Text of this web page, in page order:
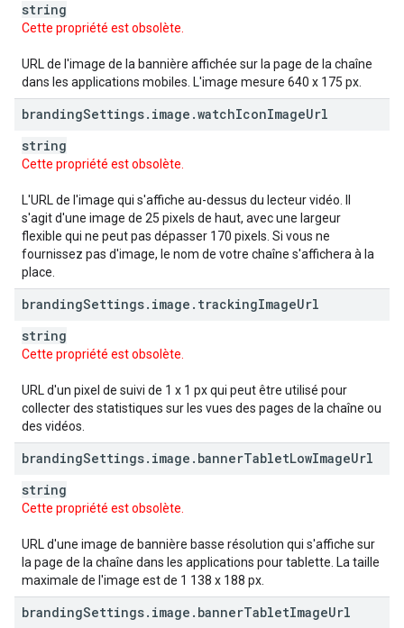
string
Cette propriété est obsolète.
URL de l'image de la bannière affichée sur la page de la chaîne
dans les applications mobiles. L'image mesure 640 x 175 px.
brandingSettings. image .watchIconImageUrl
string
Cette propriété est obsolète.
L'URL de l'image qui s'affiche au-dessus du lecteur vidéo. Il
s'agit d'une image de 25 pixels de haut, avec une largeur
flexible qui ne peut pas dépasser 170 pixels. Si vous ne
fournissez pas d'image, le nom de votre chaîne s'affichera à la
place.
brandingSettings. image . trackingImageUrl
string
Cette propriété est obsolète.
URL d'un pixel de suivi de 1 x 1 px qui peut être utilisé pour
collecter des statistiques sur les vues des pages de la chaîne ou
des vidéos.
brandingSettings. image . bannerTabletLowImageUrl
string
Cette propriété est obsolète.
URL d'une image de bannière basse résolution qui s'affiche sur
la page de la chaîne dans les applications pour tablette. La taille
maximale de l'image est de 1 138 x 188 px.
brandingSettings. image . bannerTabletImageUrl